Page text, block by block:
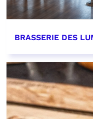
BRASSERIE DES
EN SAVOIR PLUS